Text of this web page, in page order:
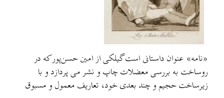
«نامه» عنوان داستانی است گیلکی از امین حسن‌پور که در
روساخت به بررسی معضلات چاپ و نشر می پردازد و با
زیرساخت حجیم و چند بعدی خود، تعاریف معمول و مسبوق